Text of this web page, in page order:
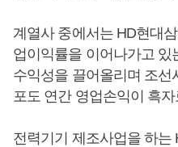
계열사 중에서는 HD현대
업이익률을 이어나가고 있
수익성을 끌어올리며 조선
포도 연간 영업손익이 흑
전력기기 제조사업을 하